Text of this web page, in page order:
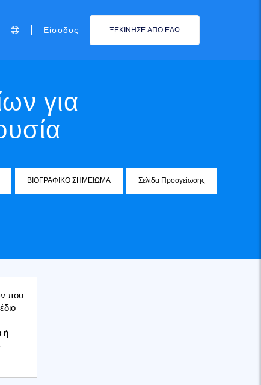
Είσοδος ΞΕΚΙΝΗΣΕ ΑΠΟ ΕΔΩ
για
ΒΙΟΓΡΑΦΙΚΟ ΣΗΜΕΙΩΜΑ Σελίδα Προσγείωσης
που
ή